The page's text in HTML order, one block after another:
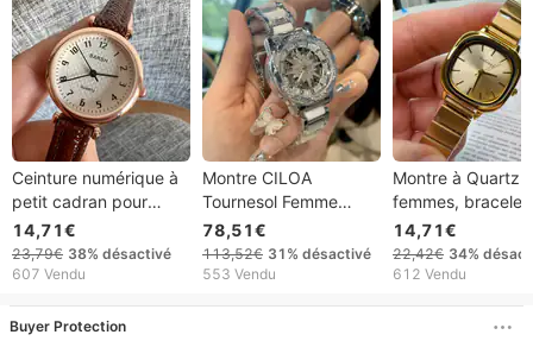
Ceinture numérique à
petit cadran pour
examen de la fonction
publique, produits de
montre de fête
14,71€
23,79€ 38% désactivé
607 Vendu
Montre CILOA
Tournesol Femme
Niche Lumière Luxe
Femmes Véritable
Designer Montres
78,51€
113,52€ 31% désactivé
553 Vendu
Montre à Quartz
femmes, bracelet
acier, Simple et
décontracté,
pliante, 2023
14,71€
22,42€ 34%
612 Vendu
Buyer Protection